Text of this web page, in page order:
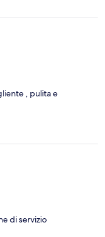
, pulita e
di servizio